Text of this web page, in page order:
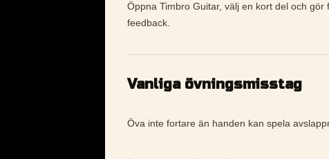
Öppna Timbro Guitar, välj en kort del och
feedback.
Vanliga övningsmisstag
Öva inte fortare än handen kan spela